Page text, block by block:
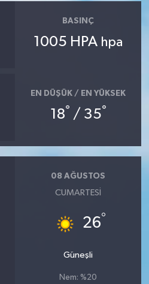
BASINÇ
1005 HPA hpa
EN DÜŞÜK / EN YÜKSEK
18° / 35°
08 AĞUSTOS
CUMARTESI
26°
Güneşli
Nem: %20